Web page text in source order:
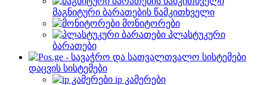
მაგნიტური ბარათების წამკითხველი
მონიტორები
პლასტუკური
ბარათები
დაცვის სისტემები
ip კამერები